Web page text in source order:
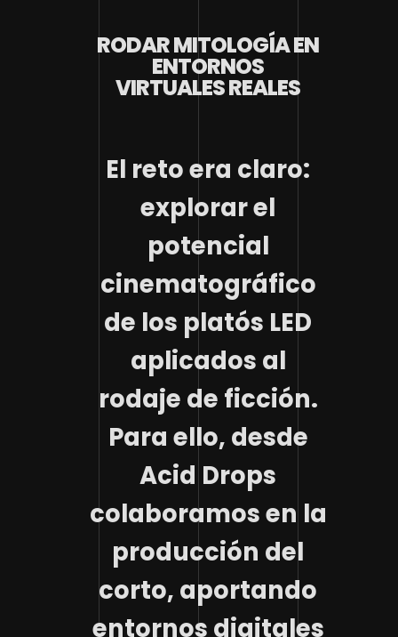
RODAR MITOLOGÍA EN
ENTORNOS
VIRTUALES REALES
El reto era claro:
explorar el
potencial
cinematográfico
de los platós LED
aplicados al
rodaje de ficción.
Para ello, desde
Acid Drops
colaboramos en la
producción del
corto, aportando
entornos digitales